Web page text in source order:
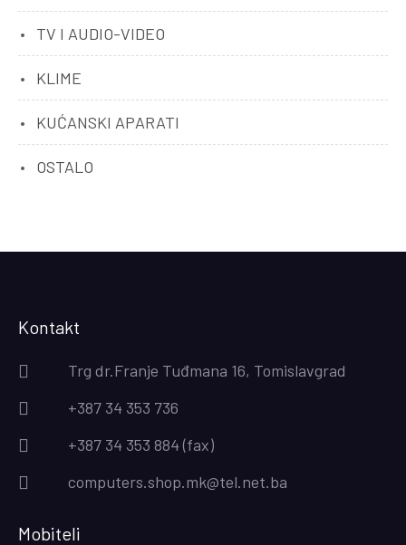
TV I AUDIO-VIDEO
KLIME
KUĆANSKI APARATI
OSTALO
Kontakt
Trg dr.Franje Tuđmana 16, Tomislavgrad
+387 34 353 736
+387 34 353 884 (fax)
computers.shop.mk@tel.net.ba
Mobiteli